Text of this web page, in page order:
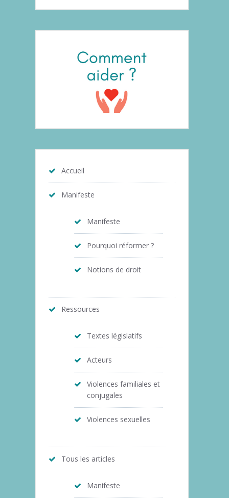
Accueil
Manifeste
Manifeste
Pourquoi réformer ?
Notions de droit
Ressources
Textes législatifs
Acteurs
Violences familiales et
conjugales
Violences sexuelles
Tous les articles
Manifeste